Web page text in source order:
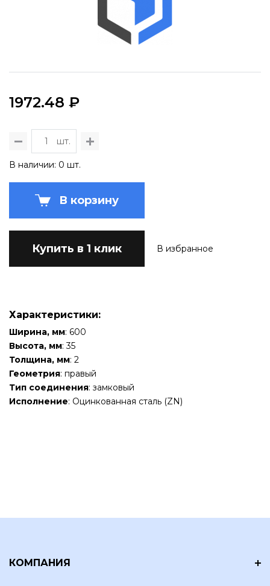
1972.48 ₽
шт.
В наличии: 0 шт.
В корзину
Купить в 1 клик В избранное
Характеристики:
Ширина, мм: 600
Высота, мм: 35
Толщина, мм: 2
Геометрия: правый
Тип соединения: замковый
Исполнение: Оцинкованная сталь (ZN)
КОМПАНИЯ